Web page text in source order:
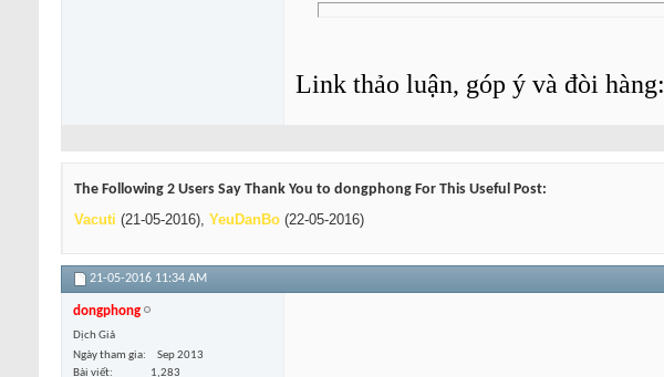
Link thảo luận, góp ý và đòi hàng:
The Following 2 Users Say Thank You to dongphong For This Useful Post:
Vacuti (21-05-2016), YeuDanBo (22-05-2016)
21-05-2016 11:34 AM
dongphong
Dịch Giả
Ngày tham gia
Sep 2013
Bài viết
1,283